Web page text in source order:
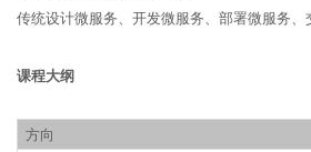
传统设计微服务、开发微服务、部署微服务、
课程大纲
方向